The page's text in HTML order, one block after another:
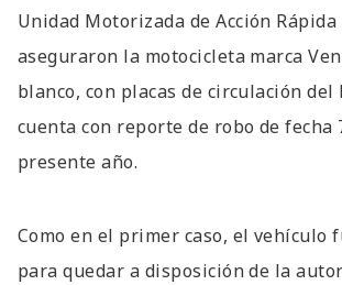
Unidad Motorizada de Acción Rápida
aseguraron la motocicleta marca
blanco, con placas de circulación del
cuenta con reporte de robo de fecha
presente año.
Como en el primer caso, el vehículo
para quedar a disposición de la